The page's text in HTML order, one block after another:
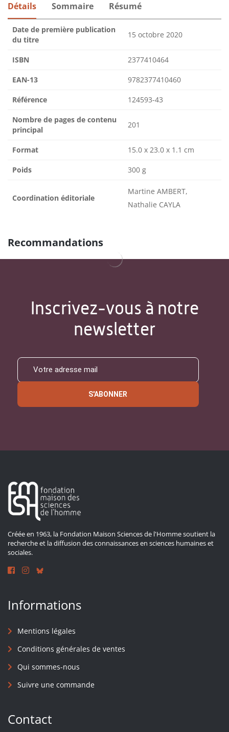
Détails Sommaire Résumé
Date de première publication
du titre
15 octobre 2020
ISBN 2377410464
EAN-13 9782377410460
Référence 124593-43
Nombre de pages de contenu
principal
201
Format 15.0 x 23.0 x 1.1 cm
Poids 300 g
Coordination éditoriale
Martine AMBERT,
Nathalie CAYLA
Recommandations
Inscrivez-vous à notre
newsletter
S'ABONNER
Créée en 1963, la Fondation Maison Sciences de l'Homme soutient la
recherche et la diffusion des connaissances en sciences humaines et
sociales.
Informations
Mentions légales
Conditions générales de ventes
Qui sommes-nous
Suivre une commande
Contact